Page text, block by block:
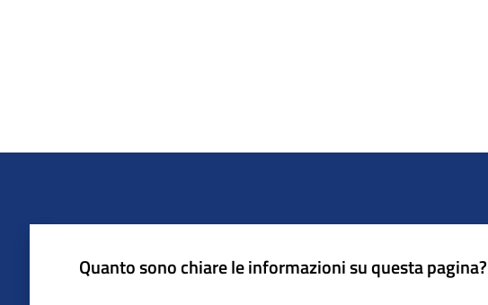
Quanto sono chiare le informazioni su questa pagina?